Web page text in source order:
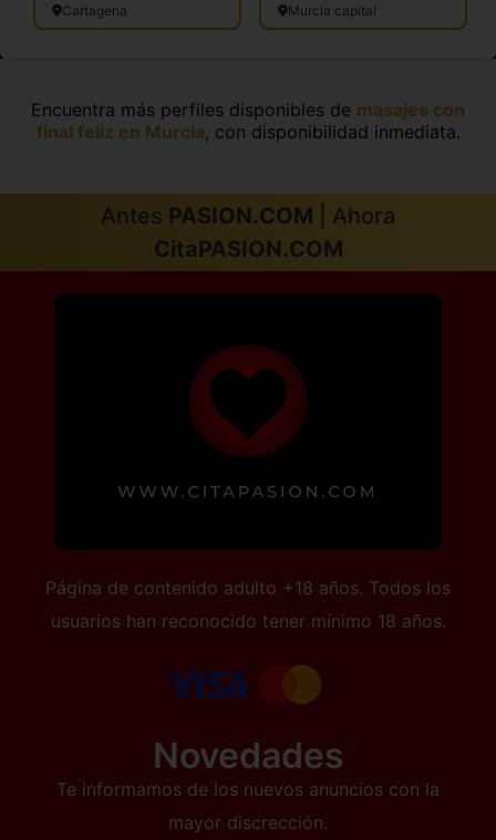
Cartagena Murcia capital
Encuentra más perfiles disponibles de masajes con
final feliz en Murcia, con disponibilidad inmediata.
Antes PASION.COM | Ahora
CitaPASION.COM
Página de contenido adulto +18 años. Todos los
usuarios han reconocido tener mínimo 18 años.
Novedades
Te informamos de los nuevos anuncios con la
mayor discrección.